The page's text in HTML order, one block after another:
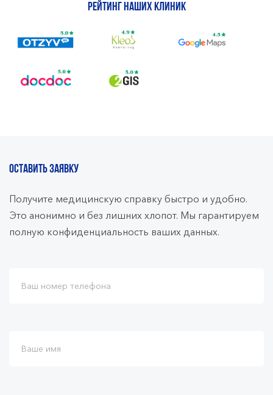
Рейтинг наших клиник
ОСТАВИТЬ ЗАЯВКУ
Получите медицинскую справку быстро и удобно.
Это анонимно и без лишних хлопот. Мы гарантируем
полную конфиденциальность ваших данных.